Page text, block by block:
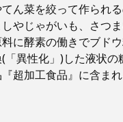
ん菜を絞って作られ
やじゃがいも、さつ
に酵素の働きでブド
「異性化」)した液状の
超加工食品』に含ま